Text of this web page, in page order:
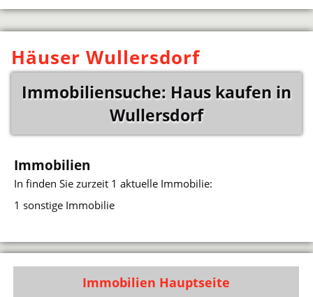
Häuser Wullersdorf
Immobiliensuche: Haus kaufen in
Wullersdorf
Immobilien
Infinden Sie zurzeit 1 aktuelle Immobilie:
1 sonstige Immobilie
Immobilien Hauptseite